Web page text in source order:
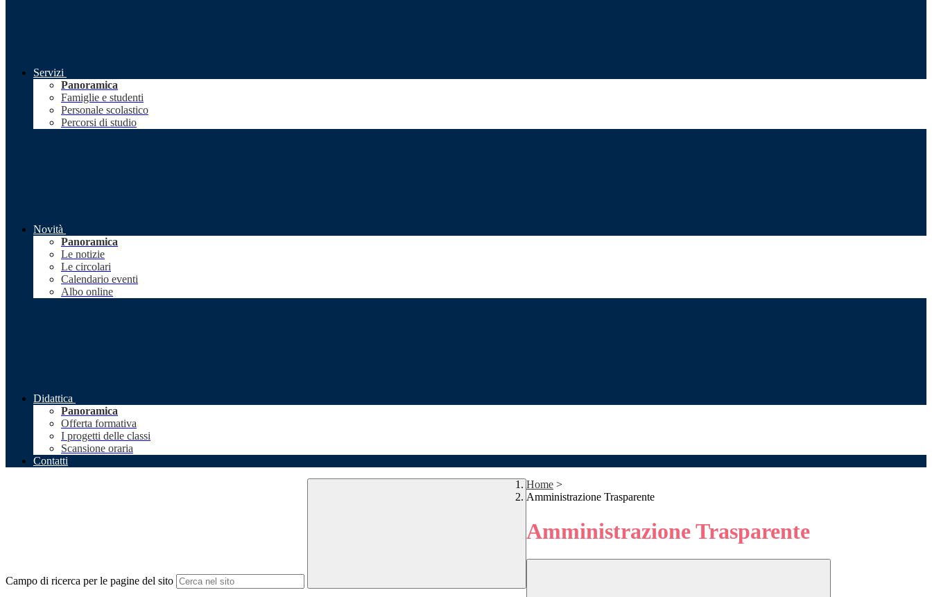
Servizi
Panoramica
Famiglie e studenti
Personale scolastico
Percorsi di studio
Novità
Panoramica
Le notizie
Le circolari
Calendario eventi
Albo online
Didattica
Panoramica
Offerta formativa
I progetti delle classi
Scansione oraria
Contatti
Campo di ricerca per le pagine del sito
Home >
Amministrazione Trasparente
Amministrazione Trasparente